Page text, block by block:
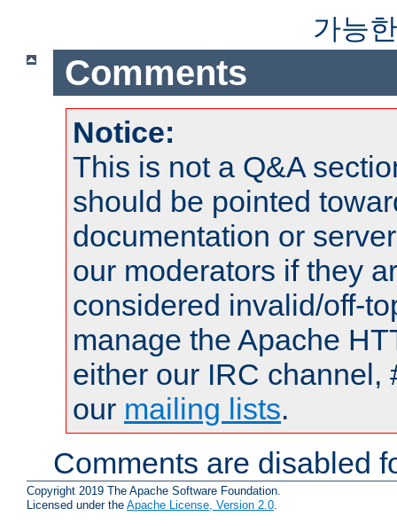
가능
Comments
Notice:
This is not a Q&A
should be pointed
documentation or
our moderators if they
considered invalid/off-
manage the Apache
either our IRC channel,
our mailing lists.
Comments are disabled
Copyright 2019 The Apache Software Foundation.
Licensed under the Apache License, Version 2.0.